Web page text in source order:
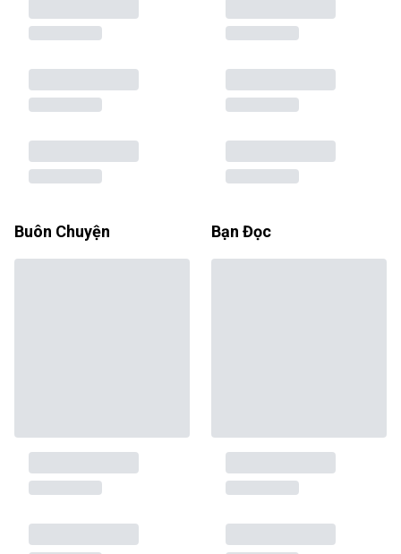
Buôn Chuyện Bạn Đọc